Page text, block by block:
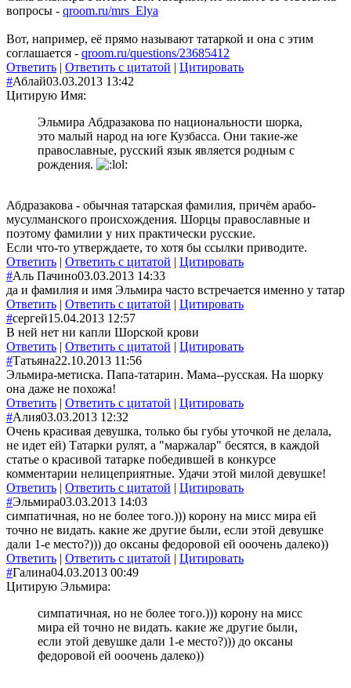
вопросы - qroom.ru/mrs_Elya
Вот, например, её прямо называют татаркой и она с этим
соглашается - qroom.ru/questions/23685412
Ответить | Ответить с цитатой | Цитировать
#Аблай03.03.2013 13:42
Цитирую Имя:
Эльмира Абдразакова по национальности шорка,
это малый народ на юге Кузбасса. Они такие-же
православные, русский язык является родным с
рождения.
Абдразакова - обычная татарская фамилия, причём арабо-
мусулманского происхождения. Шорцы православные и
поэтому фамилии у них практически русские.
Если что-то утверждаете, то хотя бы ссылки приводите.
Ответить | Ответить с цитатой | Цитировать
#Аль Пачино03.03.2013 14:33
да и фамилия и имя Эльмира часто встречается именно у татар
Ответить | Ответить с цитатой | Цитировать
#сергей15.04.2013 12:57
В ней нет ни капли Шорской крови
Ответить | Ответить с цитатой | Цитировать
#Татьяна22.10.2013 11:56
Эльмира-метиска. Папа-татарин. Мама--русская. На шорку
она даже не похожа!
Ответить | Ответить с цитатой | Цитировать
#Алия03.03.2013 12:32
Очень красивая девушка, только бы губы уточкой не делала,
не идет ей) Татарки рулят, а "маржалар" бесятся, в каждой
статье о красивой татарке победившей в конкурсе
комментарии нелицеприятные. Удачи этой милой девушке!
Ответить | Ответить с цитатой | Цитировать
#Эльмира03.03.2013 14:03
симпатичная, но не более того.))) корону на мисс мира ей
точно не видать. какие же другие были, если этой девушке
дали 1-е место?))) до оксаны федоровой ей ооочень далеко))
Ответить | Ответить с цитатой | Цитировать
#Галина04.03.2013 00:49
Цитирую Эльмира:
симпатичная, но не более того.))) корону на мисс
мира ей точно не видать. какие же другие были,
если этой девушке дали 1-е место?))) до оксаны
федоровой ей ооочень далеко))